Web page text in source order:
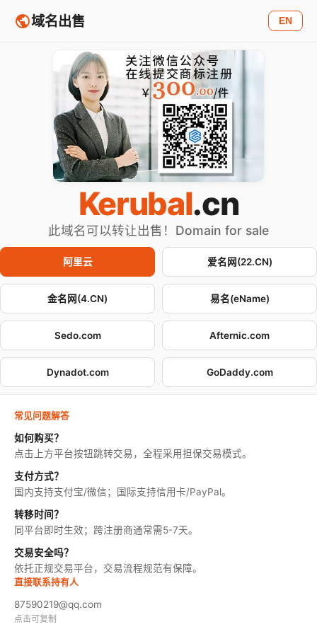
域名出售 EN
Kerubal.cn
此域名可以转让出售！Domain for sale
阿里云 爱名网(22.CN)
金名网(4.CN) 易名(eName)
Sedo.com Afternic.com
Dynadot.com GoDaddy.com
常见问题解答
如何购买？
点击上方平台按钮跳转交易，全程采用担保交易模式。
支付方式？
国内支持支付宝/微信；国际支持信用卡/PayPal。
转移时间？
同平台即时生效；跨注册商通常需5-7天。
交易安全吗？
依托正规交易平台，交易流程规范有保障。
直接联系持有人
87590219@qq.com
点击可复制